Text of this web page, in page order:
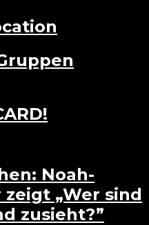
Noah-
„Wer sind
zusieht?”